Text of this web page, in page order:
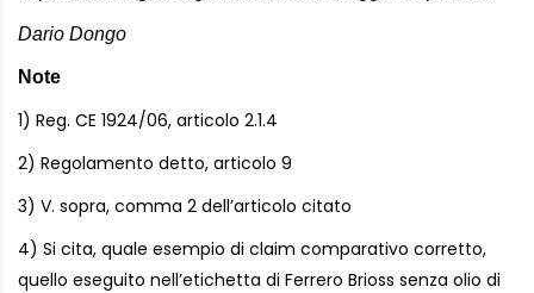
Dario Dongo
Note
1) Reg. CE 1924/06, articolo 2.1.4
2) Regolamento detto, articolo 9
3) V. sopra, comma 2 dell’articolo citato
4) Si cita, quale esempio di claim comparativo corretto,
quello eseguito nell’etichetta di Ferrero Brioss senza olio di